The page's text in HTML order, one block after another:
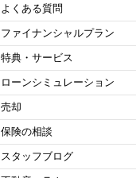
よくある質問
ファイナンシャルプラン
特典・サービス
ローンシミュレーション
売却
保険の相談
スタッフブログ